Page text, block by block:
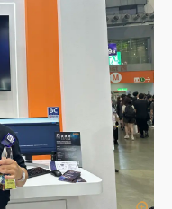
防豪雨 今晚、明天影
未移置車輛最高罰